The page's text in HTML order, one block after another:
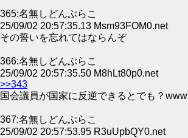
365:名無しどんぶらこ
25/09/02 20:57:35.13 Msm93FOM0.net
その誓いを忘れてはならんぞ
366:名無しどんぶらこ
25/09/02 20:57:35.50 M8hLt80p0.net
>>343
国会議員が国家に反逆できるとでも？www
367:名無しどんぶらこ
25/09/02 20:57:53.95 R3uUpbQY0.net